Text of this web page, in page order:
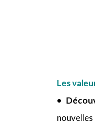
Les
•
nouvelles